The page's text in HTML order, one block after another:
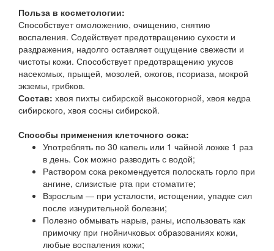
Польза в косметологии:
Способствует омоложению, очищению, снятию
воспаления. Содействует предотвращению сухости и
раздражения, надолго оставляет ощущение свежести и
чистоты кожи. Способствует предотвращению укусов
насекомых, прыщей, мозолей, ожогов, псориаза, мокрой
экземы, грибков.
Состав: хвоя пихты сибирской высокогорной, хвоя кедра
сибирского, хвоя сосны сибирской.
Способы применения клеточного сока:
Употреблять по 30 капель или 1 чайной ложке 1 раз
в день. Сок можно разводить с водой;
Раствором сока рекомендуется полоскать горло при
ангине, слизистые рта при стоматите;
Взрослым — при усталости, истощении, упадке сил
после изнурительной болезни;
Полезно обмывать нарыв, раны, использовать как
примочку при гнойничковых образованиях кожи,
любые воспаления кожи;